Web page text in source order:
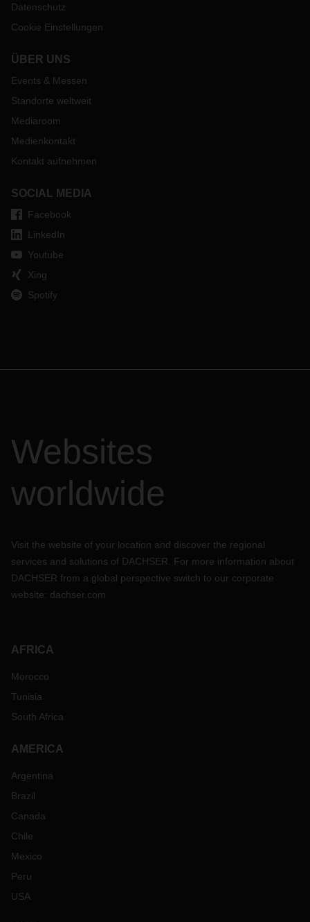
Datenschutz
Cookie Einstellungen
ÜBER UNS
Events & Messen
Standorte weltweit
Mediaroom
Medienkontakt
Kontakt aufnehmen
SOCIAL MEDIA
Facebook
LinkedIn
Youtube
Xing
Spotify
Websites
worldwide
Visit the website of your location and discover the regional
services and solutions of DACHSER. For more information about
DACHSER from a global perspective switch to our corporate
website: dachser.com
AFRICA
Morocco
Tunisia
South Africa
AMERICA
Argentina
Brazil
Canada
Chile
Mexico
Peru
USA